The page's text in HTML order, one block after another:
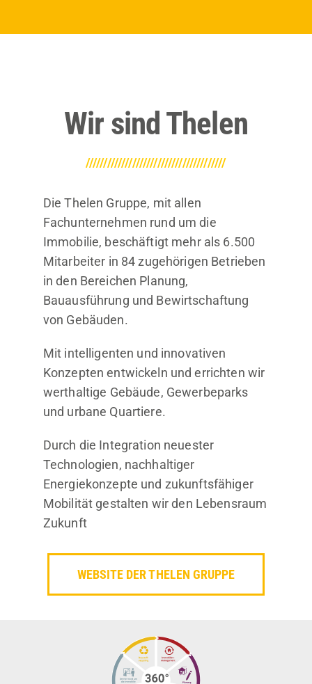
Wir sind Thelen
///////////////////////////////////////
Die Thelen Gruppe, mit allen
Fachunternehmen rund um die
Immobilie, beschäftigt mehr als 6.500
Mitarbeiter in 84 zugehörigen Betrieben
in den Bereichen Planung,
Bauausführung und Bewirtschaftung
von Gebäuden.
Mit intelligenten und innovativen
Konzepten entwickeln und errichten wir
werthaltige Gebäude, Gewerbeparks
und urbane Quartiere.
Durch die Integration neuester
Technologien, nachhaltiger
Energiekonzepte und zukunftsfähiger
Mobilität gestalten wir den Lebensraum
Zukunft
WEBSITE DER THELEN GRUPPE